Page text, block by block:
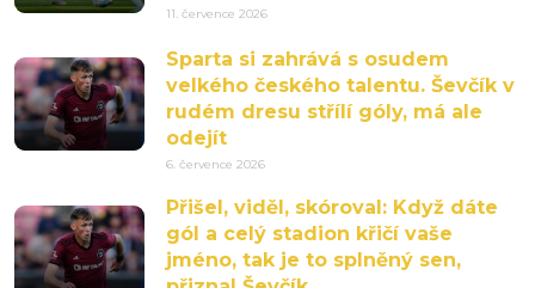
11. července 2026
Sparta si zahrává s osudem
velkého českého talentu. Ševčík v
rudém dresu střílí góly, má ale
odejít
6. července 2026
Přišel, viděl, skóroval: Když dáte
gól a celý stadion křičí vaše
jméno, tak je to splněný sen,